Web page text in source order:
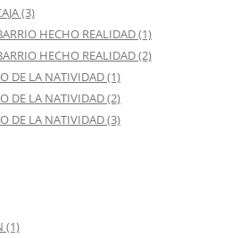
(3)
HECHO REALIDAD (1)
HECHO REALIDAD (2)
DE LA NATIVIDAD (1)
DE LA NATIVIDAD (2)
DE LA NATIVIDAD (3)
(1)